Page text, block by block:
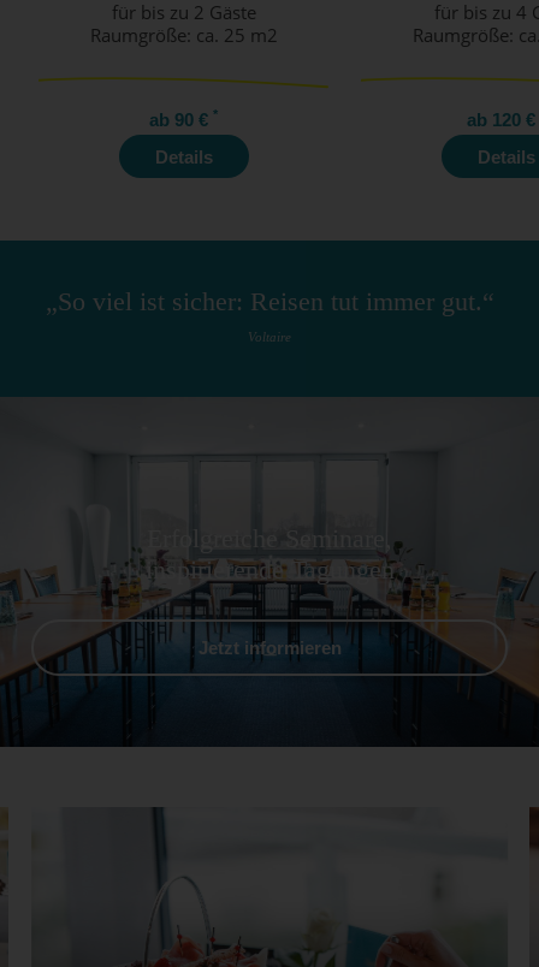
für bis zu 2 Gäste
Raumgröße: ca. 25 m2
ab 90 € *
Details
für bis zu 4
Raumgröße:
ab 120
Details
„So viel ist sicher: Reisen tut immer gut.“
Voltaire
Erfolgreiche Seminare,
inspirierende Tagungen
Jetzt informieren